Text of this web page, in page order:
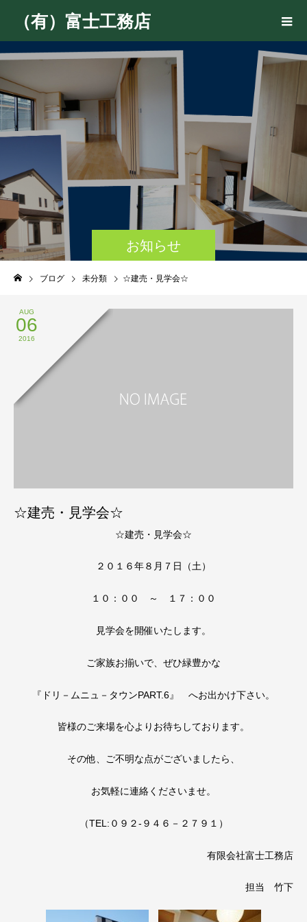
（有）富士工務店
お知らせ
ブログ 未分類 ☆建売・見学会☆
AUG
06
2016
☆建売・見学会☆
☆建売・見学会☆
２０１６年８月７日（土）
１０：００ ～ １７：００
見学会を開催いたします。
ご家族お揃いで、ぜひ緑豊かな
『ドリ－ムニュ－タウンPART.6』 へお出かけ下さい。
皆様のご来場を心よりお待ちしております。
その他、ご不明な点がございましたら、
お気軽に連絡くださいませ。
（TEL:０９２-９４６－２７９１）
有限会社富士工務店
担当 竹下